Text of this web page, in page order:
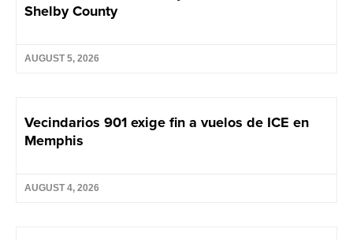
Shelby County
AUGUST 5, 2026
Vecindarios 901 exige fin a vuelos de ICE en
Memphis
AUGUST 4, 2026